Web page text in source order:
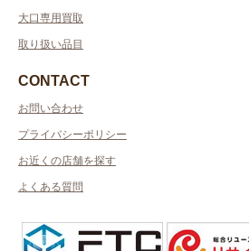
大口専用買取
取り扱い品目
CONTACT
お問い合わせ
プライバシーポリシー
お近くの店舗を探す
よくある質問